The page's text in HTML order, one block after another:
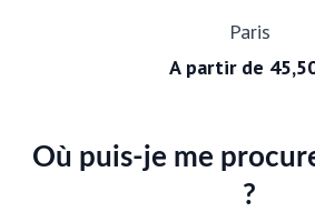
Paris
A partir de
Où puis-je me
?